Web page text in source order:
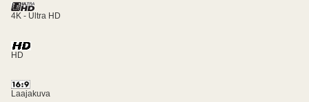
4K - Ultra HD
HD
Laajakuva